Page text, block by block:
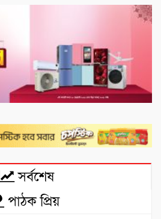
সর্বশেষ
পাঠক প্রিয়